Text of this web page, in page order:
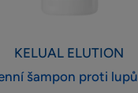
KELUAL ELUTION
šampon proti